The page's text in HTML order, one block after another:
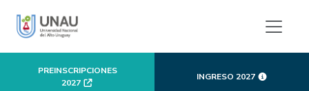
PREINSCRIPCIONES
2027
INGRESO 2027